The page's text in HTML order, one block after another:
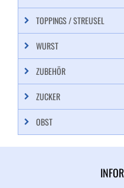
TOPPINGS / STREUSEL
WURST
ZUBEHÖR
ZUCKER
OBST